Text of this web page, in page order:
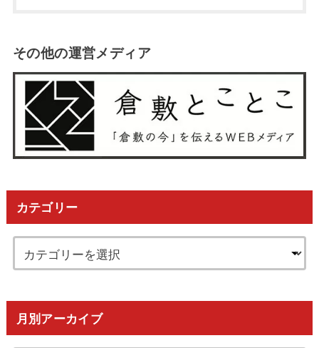
その他の運営メディア
カテゴリー
月別アーカイブ